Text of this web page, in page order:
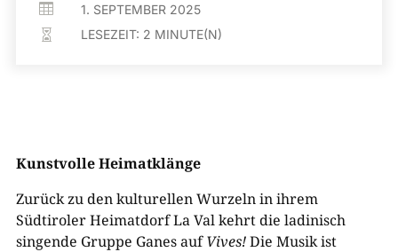
 1. SEPTEMBER 2025
 LESEZEIT: 2 MINUTE(N)
Kunstvolle Heimatklänge
Zurück zu den kulturellen Wurzeln in ihrem
Südtiroler Heimatdorf La Val kehrt die ladinisch
singende Gruppe Ganes aufVives!Die Musik ist